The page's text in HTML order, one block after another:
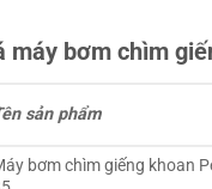
máy bơm chìm
sản phẩm
bơm chìm giếng khoan